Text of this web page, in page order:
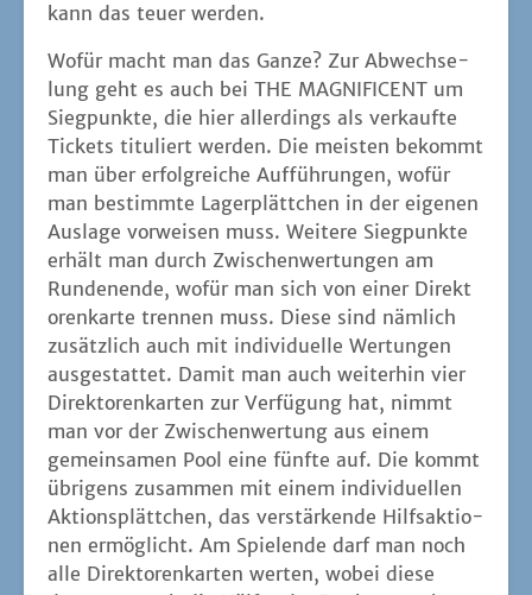
kann das teu­er werden.
Wofür macht man das Gan­ze? Zur Abwech­se­
lung geht es auch bei THE MAGNIFICENT um
Sieg­punk­te, die hier aller­dings als ver­kauf­te
Tickets titu­liert wer­den. Die meis­ten bekommt
man über erfolg­rei­che Auf­füh­run­gen, wofür
man bestimm­te Lager­plätt­chen in der eige­nen
Aus­la­ge vor­wei­sen muss. Wei­te­re Sieg­punk­te
erhält man durch Zwi­schen­wer­tun­gen am
Run­den­en­de, wofür man sich von einer Direk­t
o­ren­kar­te tren­nen muss. Die­se sind näm­lich
zusätz­lich auch mit indi­vi­du­el­le Wer­tun­gen
aus­ge­stat­tet. Damit man auch wei­ter­hin vier
Direk­to­ren­kar­ten zur Ver­fü­gung hat, nimmt
man vor der Zwi­schen­wer­tung aus einem
gemein­sa­men Pool eine fünf­te auf. Die kommt
übri­gens zusam­men mit einem indi­vi­du­el­len
Akti­ons­plätt­chen, das ver­stär­ken­de Hilfs­ak­tio­
nen ermög­licht. Am Spie­len­de darf man noch
alle Direk­to­ren­kar­ten wer­ten, wobei die­se